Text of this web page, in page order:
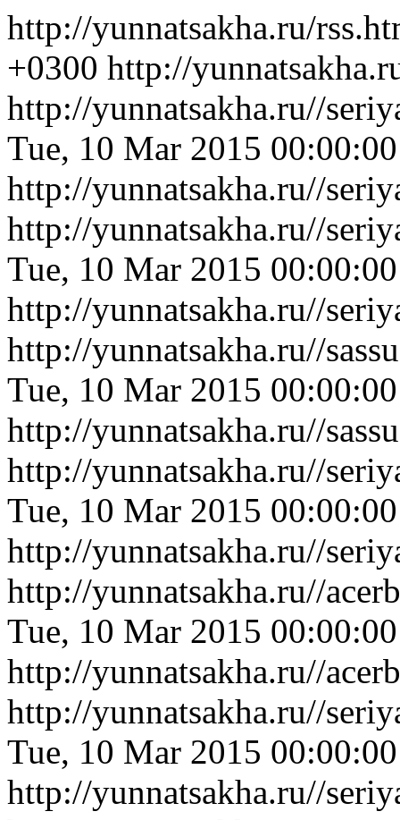
http://yunnatsakha.ru/
+0300 http://
http://yunnatsakha.ru//
Tue, 10 Mar 2015
http://yunnatsakha.ru//
http://yunnatsakha.ru//
Tue, 10 Mar 2015
http://yunnatsakha.ru//
http://yunnatsakha.ru//
Tue, 10 Mar 2015
http://yunnatsakha.ru//
http://yunnatsakha.ru//
Tue, 10 Mar 2015
http://yunnatsakha.ru//
http://yunnatsakha.ru//
Tue, 10 Mar 2015
http://yunnatsakha.ru//
http://yunnatsakha.ru//
Tue, 10 Mar 2015
http://yunnatsakha.ru//